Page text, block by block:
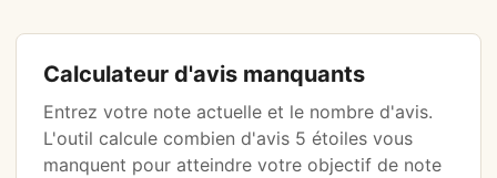
Calculateur d'avis manquants
Entrez votre note actuelle et le nombre d'avis.
L'outil calcule combien d'avis 5 étoiles vous
manquent pour atteindre votre objectif de note